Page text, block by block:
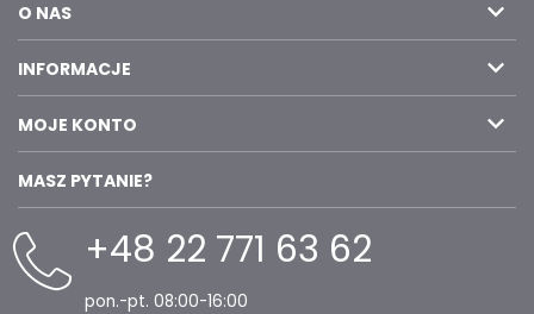
O NAS
INFORMACJE
MOJE KONTO
MASZ PYTANIE?
+48 22 771 63 62
pon.-pt. 08:00-16:00